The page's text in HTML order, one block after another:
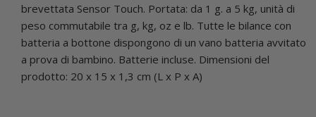
brevettata Sensor Touch. Portata: da 1 g. a 5 kg, unità di
peso commutabile tra g, kg, oz e lb. Tutte le bilance con
batteria a bottone dispongono di un vano batteria avvitato
a prova di bambino. Batterie incluse. Dimensioni del
prodotto: 20 x 15 x 1,3 cm (L x P x A)